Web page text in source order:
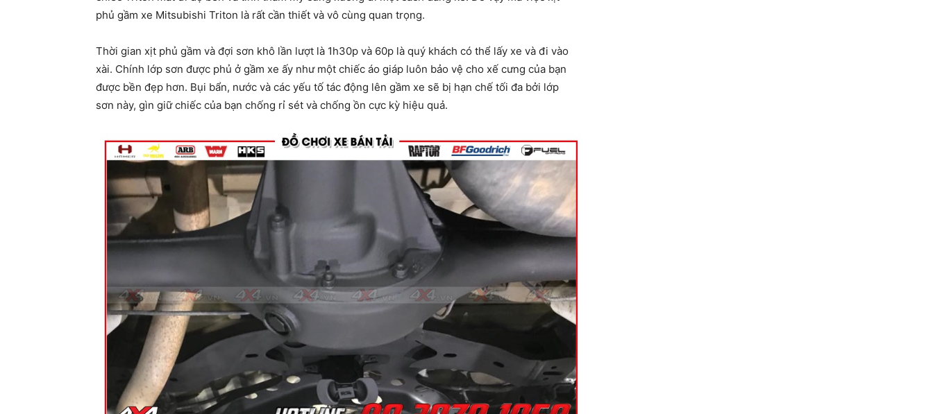
phủ gầm xe Mitsubishi Triton là rất cần thiết và vô cùng quan trọng.
Thời gian xịt phủ gầm và đợi sơn khô lần lượt là 1h30p và 60p là quý khách có thể lấy xe và đi vào
xài. Chính lớp sơn được phủ ở gầm xe ấy như một chiếc áo giáp luôn bảo vệ cho xế cưng của bạn
được bền đẹp hơn. Bụi bẩn, nước và các yếu tố tác động lên gầm xe sẽ bị hạn chế tối đa bởi lớp
sơn này, gìn giữ chiếc của bạn chống rỉ sét và chống ồn cực kỳ hiệu quả.